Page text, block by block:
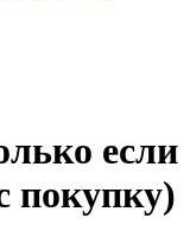
если
покупку)